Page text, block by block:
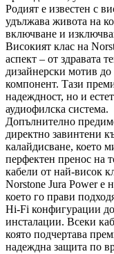
Родият е известен с
удължава живота на
включване и
Високият клас на
аспект – от здравата
дизайнерски мотив до
компонент. Тази
надеждност, но и
аудиофилска система.
Допълнително
директно завинтени
калайдисване, което
перфектен пренос на
кабели от най-висок
Norstone Jura Power е
което го прави
Hi‑Fi конфигурации
инсталации. Всеки
която подчертава
надеждна защита по